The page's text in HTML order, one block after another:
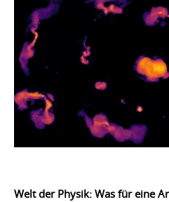
Welt der Physik: Was für eine